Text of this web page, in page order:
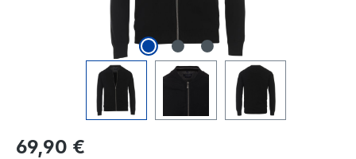
Regulärer Preis:
69,90 €